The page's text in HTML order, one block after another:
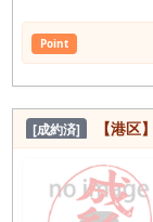
Point
[成約済] 【港区】